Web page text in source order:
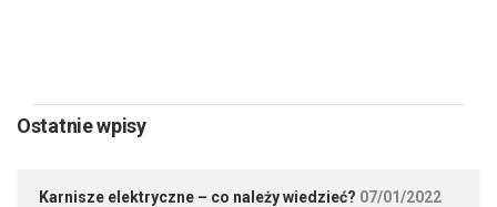
Ostatnie wpisy
Karnisze elektryczne – co należy wiedzieć? 07/01/2022